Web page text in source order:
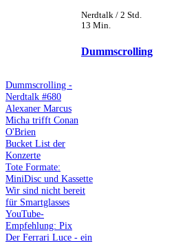
Nerdtalk / 2 Std.
13 Min.
Dummscrolling
Dummscrolling -
Nerdtalk #680
Alexaner Marcus
Micha trifft Conan
O'Brien
Bucket List der
Konzerte
Tote Formate:
MiniDisc und Kassette
Wir sind nicht bereit
für Smartglasses
YouTube-
Empfehlung: Pix
Der Ferrari Luce - ein